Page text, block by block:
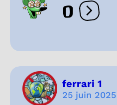
0 Ouvrir
ferrari 1
25 juin 2025